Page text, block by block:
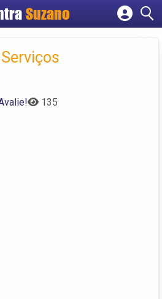
Suzano
Cadastrar empresa
Criar conta
135